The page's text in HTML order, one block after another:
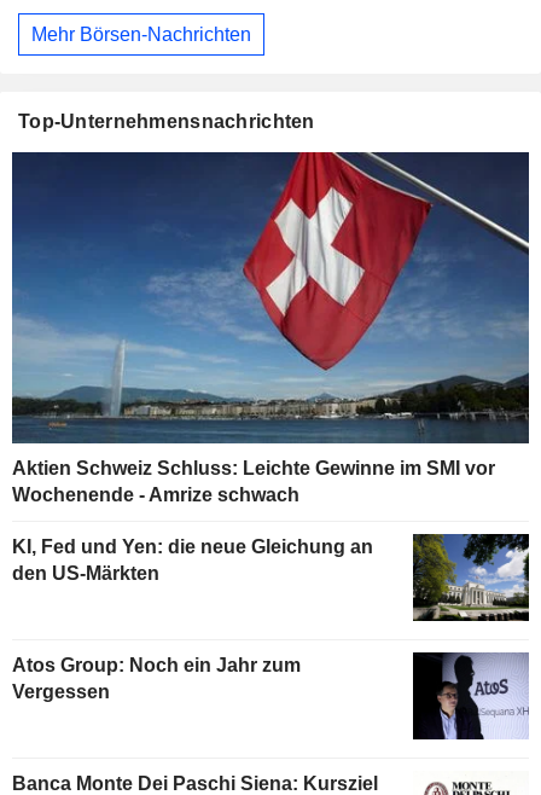
Mehr Börsen-Nachrichten
Top-Unternehmensnachrichten
Aktien Schweiz Schluss: Leichte Gewinne im SMI vor
Wochenende - Amrize schwach
KI, Fed und Yen: die neue Gleichung an
den US-Märkten
Atos Group: Noch ein Jahr zum
Vergessen
Banca Monte Dei Paschi Siena: Kursziel